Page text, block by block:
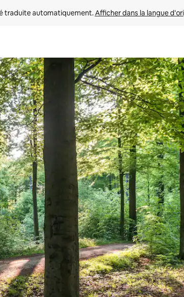
traduite automatiquement. Afficher dans la langue
le haut et vers le bas, ou en appuyant dessus et en